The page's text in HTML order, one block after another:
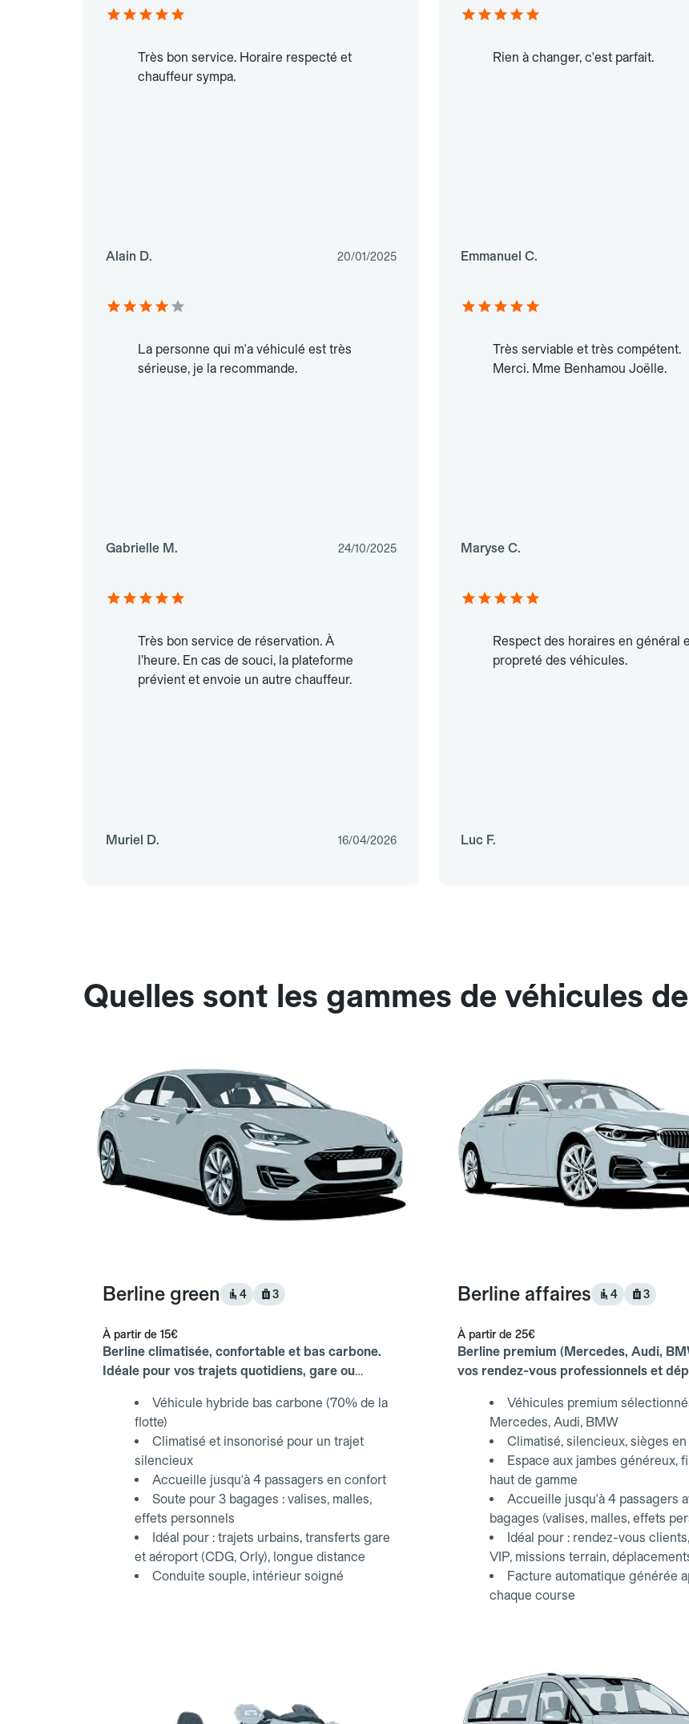
Très bon service. Horaire respecté et
chauffeur sympa.
Alain D. 20/01/2025
Rien à changer, c'est parfait.
Emmanuel C.
La personne qui m'a véhiculé est très
sérieuse, je la recommande.
Gabrielle M. 24/10/2025
Très serviable et très compétent.
Merci. Mme Benhamou Joëlle.
Maryse C.
Très bon service de réservation. À
l’heure. En cas de souci, la plateforme
prévient et envoie un autre chauffeur.
Muriel D. 16/04/2026
Respect des horaires en général
propreté des véhicules.
Luc F.
Quelles sont les gammes de véhicules
Berline green 4 3
À partir de 15€
Berline climatisée, confortable et bas carbone.
Idéale pour vos trajets quotidiens, gare ou
Véhicule hybride bas carbone (70% de la
flotte)
Climatisé et insonorisé pour un trajet
silencieux
Accueille jusqu'à 4 passagers en confort
Soute pour 3 bagages : valises, malles,
effets personnels
Idéal pour : trajets urbains, transferts gare
et aéroport (CDG, Orly), longue distance
Conduite souple, intérieur soigné
Berline affaires 4 3
À partir de 25€
Berline premium (Mercedes, Audi,
vos rendez-vous professionnels et
Véhicules premium
Mercedes, Audi, BMW
Climatisé, silencieux, sièges
Espace aux jambes généreux,
haut de gamme
Accueille jusqu'à 4 passagers
bagages (valises, malles, effets
Idéal pour : rendez-vous
VIP, missions terrain,
Facture automatique générée
chaque course